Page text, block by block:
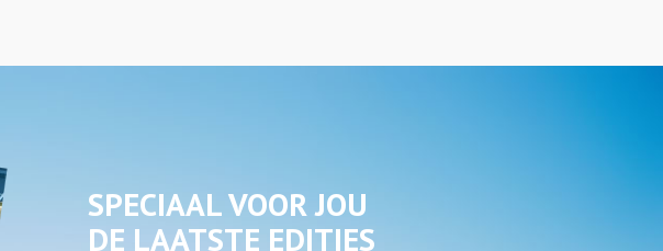
SPECIAAL VOOR JOU
DE LAATSTE EDITIES